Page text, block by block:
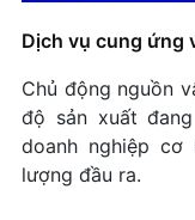
Dịch vụ cung ứng
Chủ động nguồn
độ sản xuất
doanh nghiệp
lượng đầu ra.